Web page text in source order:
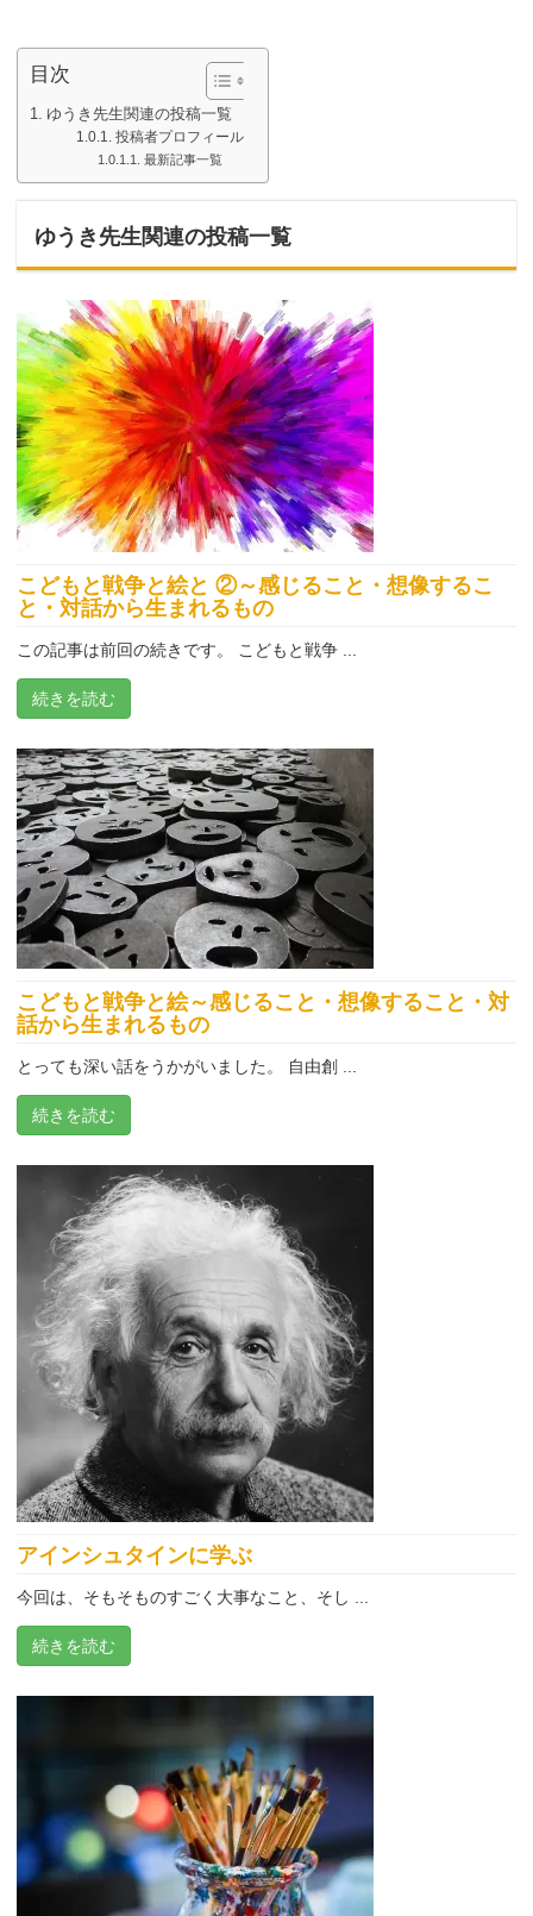
目次
ゆうき先生関連の投稿一覧
投稿者プロフィール
最新記事一覧
ゆうき先生関連の投稿一覧
こどもと戦争と絵と ②～感じること・想像するこ
と・対話から生まれるもの
この記事は前回の続きです。 こどもと戦争 ...
続きを読む
こどもと戦争と絵～感じること・想像すること・対
話から生まれるもの
とっても深い話をうかがいました。 自由創 ...
続きを読む
アインシュタインに学ぶ
今回は、そもそものすごく大事なこと、そし ...
続きを読む